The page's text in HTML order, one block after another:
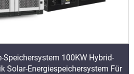
Speichersystem 100KW Hybrid-
Solar-Energiespeichersystem Für